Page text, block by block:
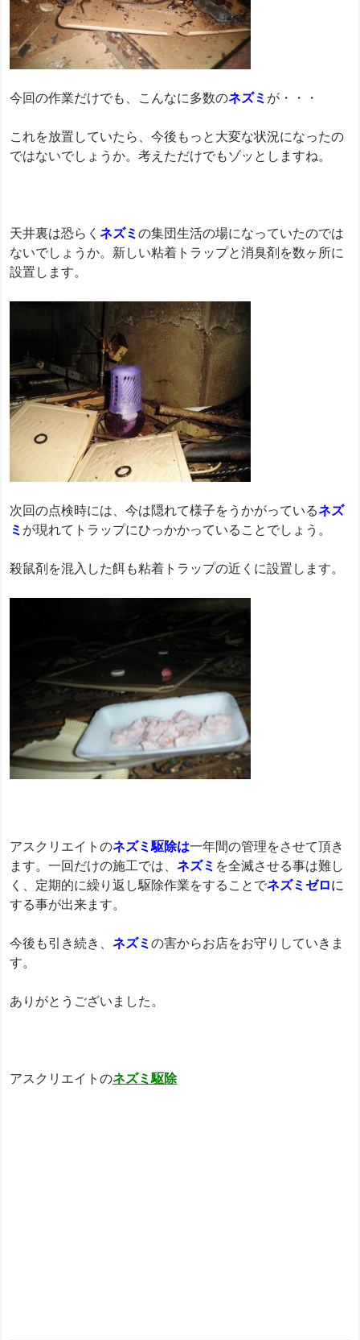
今回の作業だけでも、こんなに多数のネズミ が・・・
これを放置していたら、今後もっと大変な状況になったの
ではないでしょうか。考えただけでもゾッとしますね。
天井裏は恐らくネズミの集団生活の場になっていたのでは
ないでしょうか。新しい粘着トラップと消臭剤を数ヶ所に
設置します。
次回の点検時には、今は隠れて様子をうかがっているネズ
ミ が現れてトラップにひっかかっていることでしょう。
殺鼠剤を混入した餌も粘着トラップの近くに設置します。
アスクリエイトのネズミ駆除は一年間の管理をさせて頂き
ます。一回だけの施工では、ネズミ を全滅させる事は難し
く、定期的に繰り返し駆除作業をすることでネズミゼロに
する事が出来ます。
今後も引き続き、ネズミの害からお店をお守りしていきま
す。
ありがとうございました。
アスクリエイトのネズミ駆除